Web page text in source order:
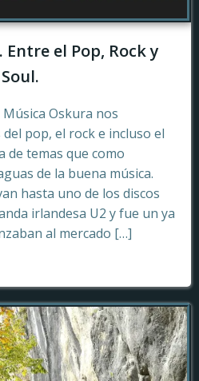
el Pop, Rock y
Soul.
Oskura nos
pop, el rock e incluso el
de temas que como
de la buena música.
hasta uno de los discos
irlandesa U2 y fue un ya
al mercado […]